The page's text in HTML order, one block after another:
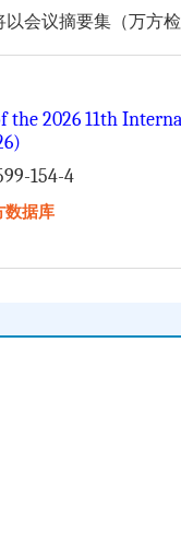
会议摘要集（万方检
the 2026 11th
154-4
数据库